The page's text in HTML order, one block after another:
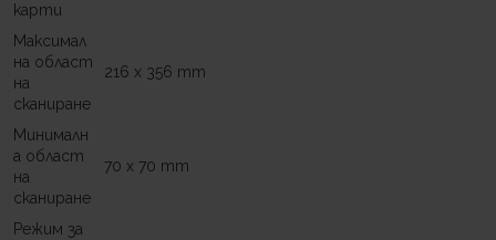
карти
Максимал
на област
на
сканиране
216 x 356 mm
Минималн
а област
на
сканиране
70 x 70 mm
Режим за